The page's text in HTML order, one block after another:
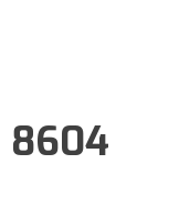
8604